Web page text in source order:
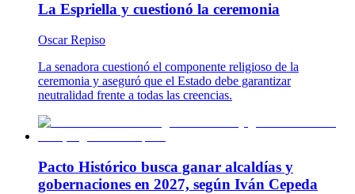
La Espriella y cuestionó la ceremonia
Oscar Repiso
La senadora cuestionó el componente religioso de la
ceremonia y aseguró que el Estado debe garantizar
neutralidad frente a todas las creencias.
Pacto Histórico busca ganar alcaldías y
gobernaciones en 2027, según Iván Cepeda